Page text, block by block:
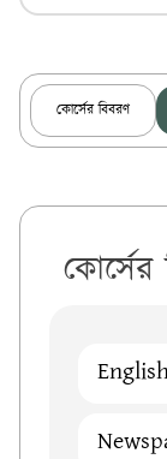
কোর্সের বিবরণ
কোর্সের